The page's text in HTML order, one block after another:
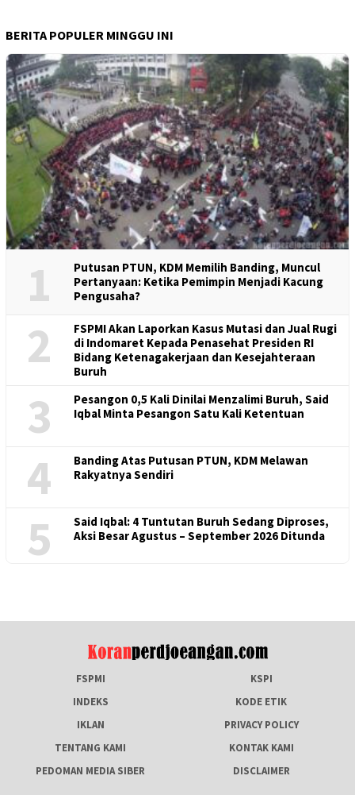
BERITA POPULER MINGGU INI
1
Putusan PTUN, KDM Memilih Banding, Muncul
Pertanyaan: Ketika Pemimpin Menjadi Kacung
Pengusaha?
2
FSPMI Akan Laporkan Kasus Mutasi dan Jual Rugi
di Indomaret Kepada Penasehat Presiden RI
Bidang Ketenagakerjaan dan Kesejahteraan
Buruh
3
Pesangon 0,5 Kali Dinilai Menzalimi Buruh, Said
Iqbal Minta Pesangon Satu Kali Ketentuan
4
Banding Atas Putusan PTUN, KDM Melawan
Rakyatnya Sendiri
5
Said Iqbal: 4 Tuntutan Buruh Sedang Diproses,
Aksi Besar Agustus – September 2026 Ditunda
FSPMI
KSPI
INDEKS
KODE ETIK
IKLAN
PRIVACY POLICY
TENTANG KAMI
KONTAK KAMI
PEDOMAN MEDIA SIBER
DISCLAIMER